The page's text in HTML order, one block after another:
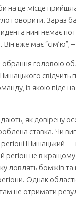
на це місце
говорити. Зараз
нині немає
вже має “сім’ю”,
головою
свідчить
із якою піде
як довірену
ставка. Чи
Шишацький
регіон не в кращому
ловлять бомжів та
регіони. Однак
там не отримати